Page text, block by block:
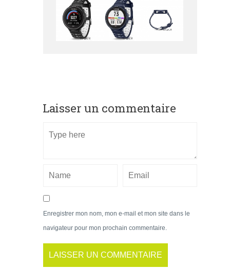
Laisser un commentaire
Enregistrer mon nom, mon e-mail et mon site dans le
navigateur pour mon prochain commentaire.